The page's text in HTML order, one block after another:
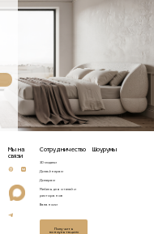
Мы на
связи
Сотрудничество
3D модели
Дизайнерам
Дилерам
Мебель для отелей и
ресторанов
Вакансии
Получить
консультацию
Шоурумы